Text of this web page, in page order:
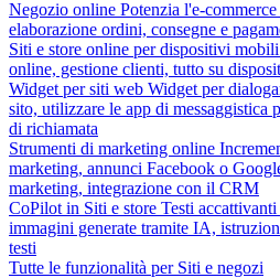
Negozio online Potenzia l'e-
elaborazione ordini, consegne e
Siti e store online per dispositivi mobili
online, gestione clienti, tutto su
Widget per siti web Widget per
sito, utilizzare le app di messaggistica
di richiamata
Strumenti di marketing online
marketing, annunci Facebook o
marketing, integrazione con il CRM
CoPilot in Siti e store Testi
immagini generate tramite IA,
testi
Tutte le funzionalità per Siti e negozi